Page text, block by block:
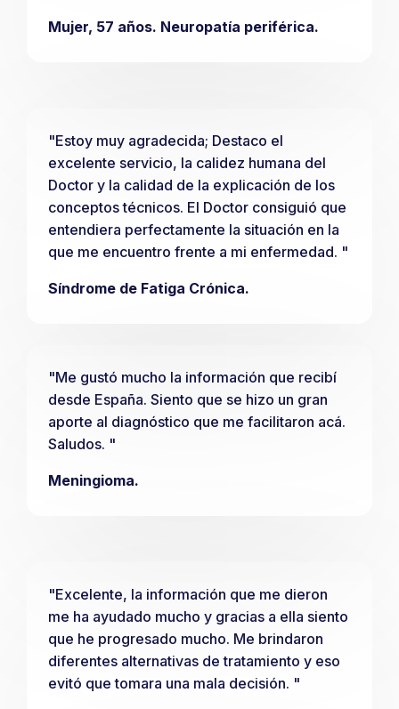
Mujer, 57 años. Neuropatía periférica.
"Estoy muy agradecida; Destaco el
excelente servicio, la calidez humana del
Doctor y la calidad de la explicación de los
conceptos técnicos. El Doctor consiguió que
entendiera perfectamente la situación en la
que me encuentro frente a mi enfermedad. "
Síndrome de Fatiga Crónica.
"Me gustó mucho la información que recibí
desde España. Siento que se hizo un gran
aporte al diagnóstico que me facilitaron acá.
Saludos. "
Meningioma.
"Excelente, la información que me dieron
me ha ayudado mucho y gracias a ella siento
que he progresado mucho. Me brindaron
diferentes alternativas de tratamiento y eso
evitó que tomara una mala decisión. "